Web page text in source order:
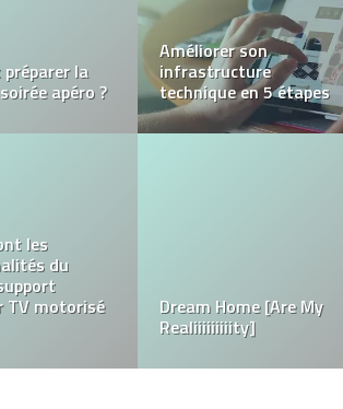
la conquête
Nos 3 conseils pour des
animaux de compagnie
heureux
pour
pyjama Une gourde réutilisable
pour aller au travail